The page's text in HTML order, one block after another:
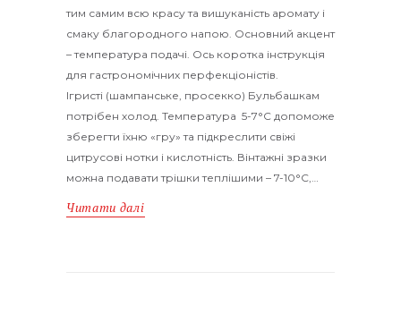
тим самим всю красу та вишуканість аромату і
смаку благородного напою. Основний акцент
– температура подачі. Ось коротка інструкція
для гастрономічних перфекціоністів.
Ігристі (шампанське, просекко) Бульбашкам
потрібен холод. Температура 5-7°С допоможе
зберегти їхню «гру» та підкреслити свіжі
цитрусові нотки і кислотність. Вінтажні зразки
можна подавати трішки теплішими – 7-10°С,…
Читати далі